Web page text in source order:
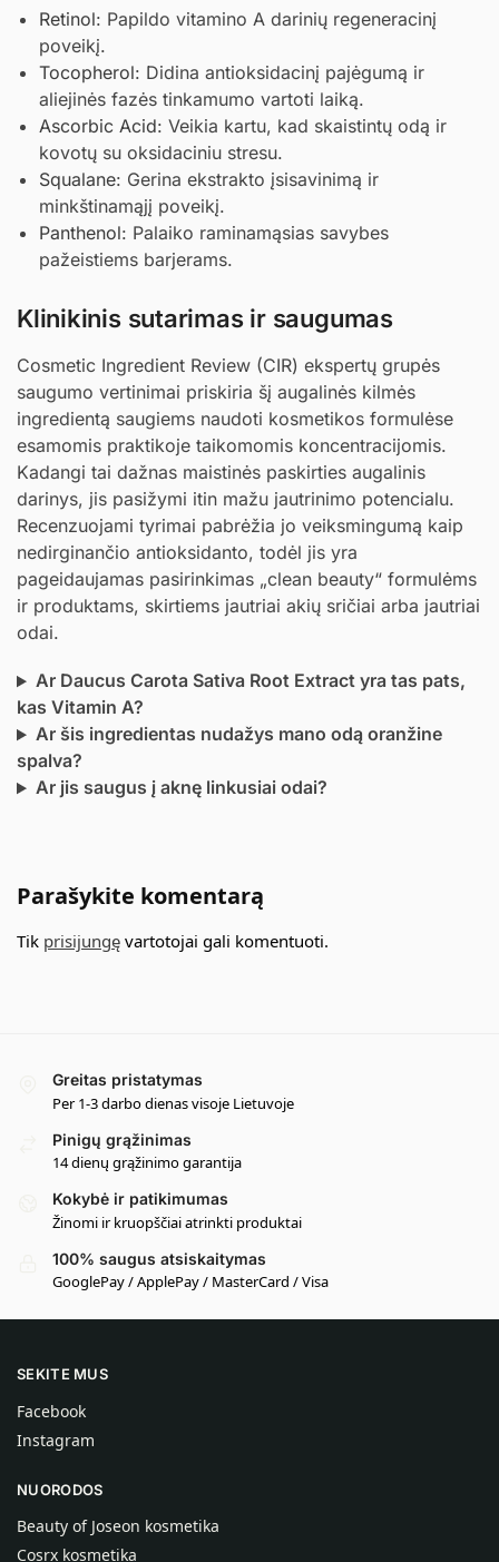
Retinol: Papildo vitamino A darinių regeneracinį
poveikį.
Tocopherol: Didina antioksidacinį pajėgumą ir
aliejinės fazės tinkamumo vartoti laiką.
Ascorbic Acid: Veikia kartu, kad skaistintų odą ir
kovotų su oksidaciniu stresu.
Squalane: Gerina ekstrakto įsisavinimą ir
minkštinamąjį poveikį.
Panthenol: Palaiko raminamąsias savybes
pažeistiems barjerams.
Klinikinis sutarimas ir saugumas
Cosmetic Ingredient Review (CIR) ekspertų grupės
saugumo vertinimai priskiria šį augalinės kilmės
ingredientą saugiems naudoti kosmetikos formulėse
esamomis praktikoje taikomomis koncentracijomis.
Kadangi tai dažnas maistinės paskirties augalinis
darinys, jis pasižymi itin mažu jautrinimo potencialu.
Recenzuojami tyrimai pabrėžia jo veiksmingumą kaip
nedirginančio antioksidanto, todėl jis yra
pageidaujamas pasirinkimas „clean beauty“ formulėms
ir produktams, skirtiems jautriai akių sričiai arba jautriai
odai.
Ar Daucus Carota Sativa Root Extract yra tas pats,
kas Vitamin A?
Ar šis ingredientas nudažys mano odą oranžine
spalva?
Ar jis saugus į aknę linkusiai odai?
Parašykite komentarą
Tik prisijungę vartotojai gali komentuoti.
Greitas pristatymas
Per 1-3 darbo dienas visoje Lietuvoje
Pinigų grąžinimas
14 dienų grąžinimo garantija
Kokybė ir patikimumas
Žinomi ir kruopščiai atrinkti produktai
100% saugus atsiskaitymas
GooglePay / ApplePay / MasterCard / Visa
SEKITE MUS
Facebook
Instagram
NUORODOS
Beauty of Joseon kosmetika
Cosrx kosmetika